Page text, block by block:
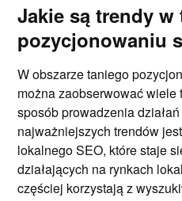
Jakie są trendy w
pozycjonowaniu
W obszarze taniego
można zaobserwować wiele
sposób prowadzenia
najważniejszych trendów
lokalnego SEO, które staje
działających na rynkach
częściej korzystają z